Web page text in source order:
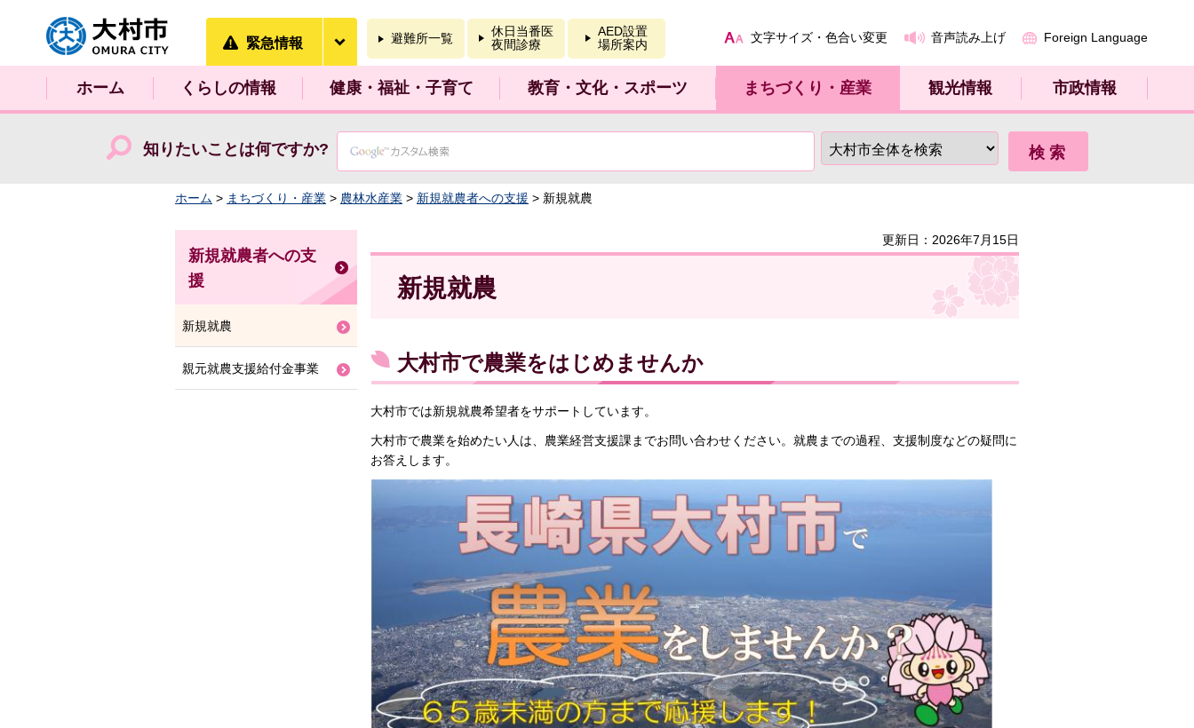
大村市
緊急情報 避難所一覧
休日当番医
夜間診療
AED設置
場所案内
文字サイズ・色合い変更 音声読み上げ Foreign Language
ホーム くらしの情報 健康・福祉・子育て 教育・文化・スポーツ まちづくり・産業 観光情報 市政情報
知りたいことは何ですか?
ホーム > まちづくり・産業 > 農林水産業 > 新規就農者への支援 > 新規就農
更新日：2026年7月15日
新規就農
大村市で農業をはじめませんか
大村市では新規就農希望者をサポートしています。
大村市で農業を始めたい人は、農業経営支援課までお問い合わせください。就農までの過程、支援制度などの疑問に
お答えします。
新規就農者への支
援
新規就農
親元就農支援給付金事業